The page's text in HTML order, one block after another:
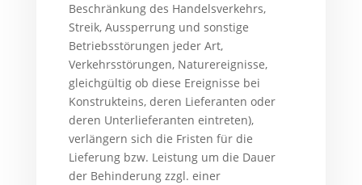
Beschränkung des Handelsverkehrs,
Streik, Aussperrung und sonstige
Betriebsstörungen jeder Art,
Verkehrsstörungen, Naturereignisse,
gleichgültig ob diese Ereignisse bei
Konstrukteins, deren Lieferanten oder
deren Unterlieferanten eintreten),
verlängern sich die Fristen für die
Lieferung bzw. Leistung um die Dauer
der Behinderung zzgl. einer